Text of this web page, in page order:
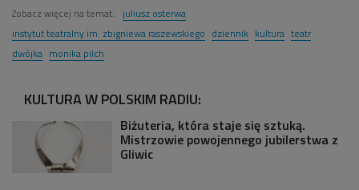
Zobacz więcej na temat:
juliusz osterwa
instytut teatralny im. zbigniewa raszewskiego dziennik kultura teatr
dwójka monika pilch
KULTURA W POLSKIM RADIU:
Biżuteria, która staje się sztuką.
Mistrzowie powojennego jubilerstwa z
Gliwic